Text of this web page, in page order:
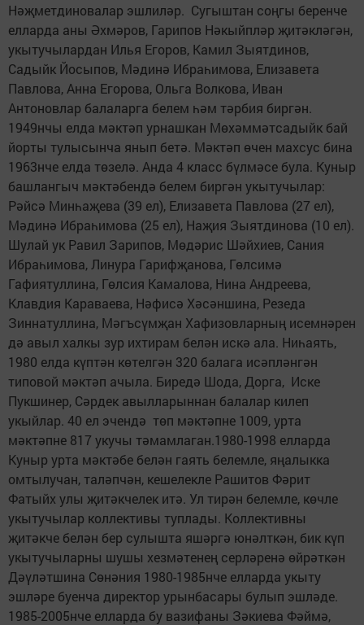
Нәҗметдиновалар эшлиләр. Сугыштан соңгы беренче
елларда аны Әхмәров, Гарипов Нәкыйпләр җитәкләгән,
укытучылардан Илья Егоров, Камил Зыятдинов,
Садыйк Йосыпов, Мәдинә Ибраһимова, Елизавета
Павлова, Анна Егорова, Ольга Волкова, Иван
Антоновлар балаларга белем һәм тәрбия биргән.
1949нчы елда мәктәп урнашкан Мөхәммәтсадыйк бай
йорты тулысынча янып бетә. Мәктәп өчен махсус бина
1963нче елда төзелә. Анда 4 класс бүлмәсе була. Куныр
башлангыч мәктәбендә белем биргән укытучылар:
Рәйсә Минһаҗева (39 ел), Елизавета Павлова (27 ел),
Мәдинә Ибраһимова (25 ел), Наҗия Зыятдинова (10 ел).
Шулай ук Равил Зарипов, Мөдәрис Шәйхиев, Сания
Ибраһимова, Линура Гарифҗанова, Гөлсимә
Гафиятуллина, Гөлсия Камалова, Нина Андреева,
Клавдия Караваева, Нәфисә Хәсәншина, Резеда
Зиннатуллина, Мәгъсүмҗан Хафизовларның исемнәрен
дә авыл халкы зур ихтирам белән искә ала. Ниһаять,
1980 елда күптән көтелгән 320 балага исәпләнгән
типовой мәктәп ачыла. Биредә Шода, Дорга, Иске
Пукшинер, Сәрдек авылларыннан балалар килеп
укыйлар. 40 ел эчендә төп мәктәпне 1009, урта
мәктәпне 817 укучы тәмамлаган.1980-1998 елларда
Куныр урта мәктәбе белән гаять белемле, яңалыкка
омтылучан, таләпчән, кешелекле Рашитов Фәрит
Фатыйх улы җитәкчелек итә. Ул тирән белемле, көчле
укытучылар коллективы туплады. Коллективны
җитәкче белән бер сулышта яшәргә юнәлткән, бик күп
укытучыларны шушы хезмәтенең серләренә өйрәткән
Дәүләтшина Сөнәния 1980-1985нче елларда укыту
эшләре буенча директор урынбасары булып эшләде.
1985-2005нче елларда бу вазифаны Зәкиева Фәймә,